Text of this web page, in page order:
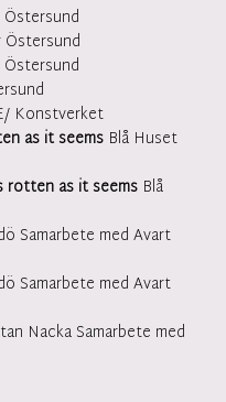
Konstverket
as it seems Blå Huset
rotten as it seems Blå
Samarbete med Avart
Samarbete med Avart
Nacka Samarbete med